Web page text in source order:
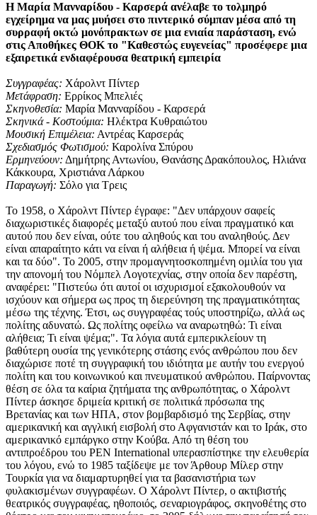
Η Μαρία Μανναρίδου - Καρσερά ανέλαβε το τολμηρό
εγχείρημα να μας μυήσει στο πιντερικό σύμπαν μέσα από τη
συρραφή οκτώ μονόπρακτων σε μια ενιαία παράσταση, ενώ
στις Αποθήκες ΘΟΚ το "Καθεστώς ευγενείας" προσέφερε μια
εξαιρετικά ενδιαφέρουσα θεατρική εμπειρία
Συγγραφέας: Χάρολντ Πίντερ
Μετάφραση: Ερρίκος Μπελιές
Σκηνοθεσία: Μαρία Μανναρίδου - Καρσερά
Σκηνικά - Κοστούμια: Ηλέκτρα Κυθραιώτου
Μουσική Επιμέλεια: Αντρέας Καρσεράς
Σχεδιασμός Φωτισμού: Καρολίνα Σπύρου
Ερμηνεύουν: Δημήτρης Αντωνίου, Θανάσης Δρακόπουλος, Ηλιάνα
Κάκκουρα, Χριστιάνα Λάρκου
Παραγωγή: Σόλο για Τρεις
Το 1958, ο Χάρολντ Πίντερ έγραφε: "Δεν υπάρχουν σαφείς
διαχωριστικές διαφορές μεταξύ αυτού που είναι πραγματικό και
αυτού που δεν είναι, ούτε του αληθούς και του αναληθούς. Δεν
είναι απαραίτητο κάτι να είναι ή αλήθεια ή ψέμα. Μπορεί να είναι
και τα δύο". Το 2005, στην προμαγνητοσκοπημένη ομιλία του για
την απονομή του Νόμπελ Λογοτεχνίας, στην οποία δεν παρέστη,
αναφέρει: "Πιστεύω ότι αυτοί οι ισχυρισμοί εξακολουθούν να
ισχύουν και σήμερα ως προς τη διερεύνηση της πραγματικότητας
μέσω της τέχνης. Έτσι, ως συγγραφέας τούς υποστηρίζω, αλλά ως
πολίτης αδυνατώ. Ως πολίτης οφείλω να αναρωτηθώ: Τι είναι
αλήθεια; Τι είναι ψέμα;". Τα λόγια αυτά εμπερικλείουν τη
βαθύτερη ουσία της γενικότερης στάσης ενός ανθρώπου που δεν
διαχώρισε ποτέ τη συγγραφική του ιδιότητα με αυτήν του ενεργού
πολίτη και του κοινωνικού και πνευματικού ανθρώπου. Παίρνοντας
θέση σε όλα τα καίρια ζητήματα της ανθρωπότητας, ο Χάρολντ
Πίντερ άσκησε δριμεία κριτική σε πολιτικά πρόσωπα της
Βρετανίας και των ΗΠΑ, στον βομβαρδισμό της Σερβίας, στην
αμερικανική και αγγλική εισβολή στο Αφγανιστάν και το Ιράκ, στο
αμερικανικό εμπάργκο στην Κούβα. Από τη θέση του
αντιπροέδρου του PEN International υπερασπίστηκε την ελευθερία
του λόγου, ενώ το 1985 ταξίδεψε με τον Άρθουρ Μίλερ στην
Τουρκία για να διαμαρτυρηθεί για τα βασανιστήρια των
φυλακισμένων συγγραφέων. Ο Χάρολντ Πίντερ, ο ακτιβιστής
θεατρικός συγγραφέας, ηθοποιός, σεναριογράφος, σκηνοθέτης στο